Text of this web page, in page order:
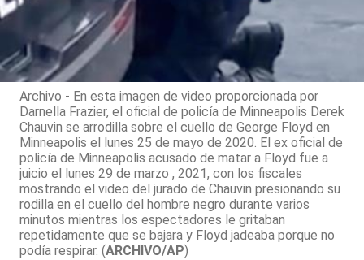
Archivo - En esta imagen de video proporcionada por
Darnella Frazier, el oficial de policía de Minneapolis Derek
Chauvin se arrodilla sobre el cuello de George Floyd en
Minneapolis el lunes 25 de mayo de 2020. El ex oficial de
policía de Minneapolis acusado de matar a Floyd fue a
juicio el lunes 29 de marzo , 2021, con los fiscales
mostrando el video del jurado de Chauvin presionando su
rodilla en el cuello del hombre negro durante varios
minutos mientras los espectadores le gritaban
repetidamente que se bajara y Floyd jadeaba porque no
podía respirar. (ARCHIVO/AP)